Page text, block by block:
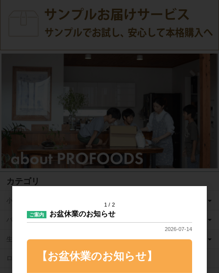
カテゴリ
小麦粉
バター
生クリーム
ロングライフ牛乳
1 2
ご案内 お盆休業のお知らせ
2026-07-14
【お盆休業のお知らせ】